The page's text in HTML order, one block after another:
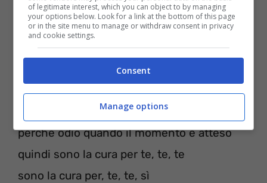
non sono mai confuso
hey hey
sono talmente abituato ad essere usato
Per questo mi piace quando mi chiami
inaspettatamente
perché odio quando il momento è atteso
quindi sono la cura per te, te, te
sono la cura per, te, te, sì
of legitimate interest, which you can object to by managing
your options below. Look for a link at the bottom of this page
or in the site menu to manage or withdraw consent in privacy
and cookie settings.
Consent
Manage options